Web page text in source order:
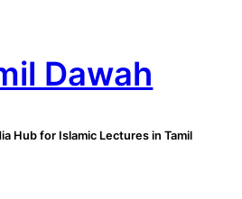
Dawah
Hub for Islamic Lectures in Tamil